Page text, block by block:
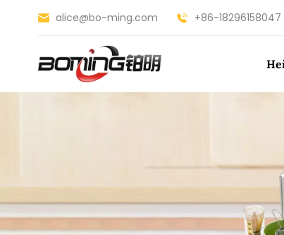
alice@bo-ming.com +86-18296158047